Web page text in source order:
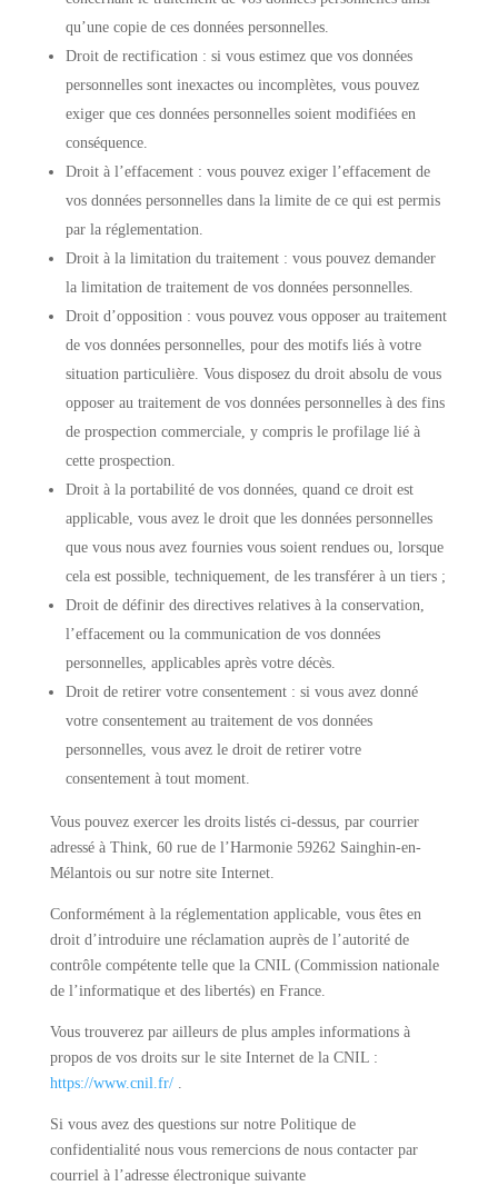
qu’une copie de ces données personnelles.
Droit de rectification : si vous estimez que vos données
personnelles sont inexactes ou incomplètes, vous pouvez
exiger que ces données personnelles soient modifiées en
conséquence.
Droit à l’effacement : vous pouvez exiger l’effacement de
vos données personnelles dans la limite de ce qui est permis
par la réglementation.
Droit à la limitation du traitement : vous pouvez demander
la limitation de traitement de vos données personnelles.
Droit d’opposition : vous pouvez vous opposer au traitement
de vos données personnelles, pour des motifs liés à votre
situation particulière. Vous disposez du droit absolu de vous
opposer au traitement de vos données personnelles à des fins
de prospection commerciale, y compris le profilage lié à
cette prospection.
Droit à la portabilité de vos données, quand ce droit est
applicable, vous avez le droit que les données personnelles
que vous nous avez fournies vous soient rendues ou, lorsque
cela est possible, techniquement, de les transférer à un tiers ;
Droit de définir des directives relatives à la conservation,
l’effacement ou la communication de vos données
personnelles, applicables après votre décès.
Droit de retirer votre consentement : si vous avez donné
votre consentement au traitement de vos données
personnelles, vous avez le droit de retirer votre
consentement à tout moment.
Vous pouvez exercer les droits listés ci-dessus, par courrier
adressé à Think, 60 rue de l’Harmonie 59262 Sainghin-en-
Mélantois ou sur notre site Internet.
Conformément à la réglementation applicable, vous êtes en
droit d’introduire une réclamation auprès de l’autorité de
contrôle compétente telle que la CNIL (Commission nationale
de l’informatique et des libertés) en France.
Vous trouverez par ailleurs de plus amples informations à
propos de vos droits sur le site Internet de la CNIL :
https://www.cnil.fr/.
Si vous avez des questions sur notre Politique de
confidentialité nous vous remercions de nous contacter par
courriel à l’adresse électronique suivante